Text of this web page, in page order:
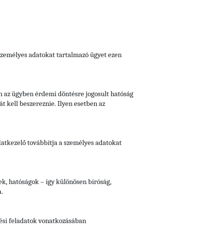
adatokat tartalmazó ügyet ezen
ügyben érdemi döntésre jogosult hatóság
kell beszereznie. Ilyen esetben az
továbbítja a személyes adatokat
hatóságok – így különösen bíróság,
feladatok vonatkozásában